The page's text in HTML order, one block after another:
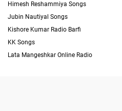
Himesh Reshammiya Songs
Jubin Nautiyal Songs
Kishore Kumar Radio Barfi
KK Songs
Lata Mangeshkar Online Radio